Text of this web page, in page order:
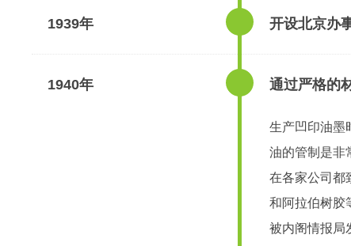
1939年 开设北京办
1940年 通过严格的
生产凹印油墨
油的管制是非
在各家公司都
和阿拉伯树胶
被内阁情报局